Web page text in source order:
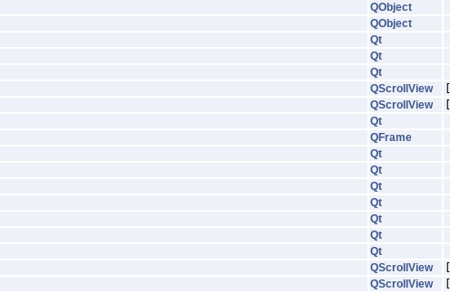
QObject
QObject
Qt
Qt
Qt
QScrollView
QScrollView
Qt
QFrame
Qt
Qt
Qt
Qt
Qt
Qt
Qt
QScrollView
QScrollView